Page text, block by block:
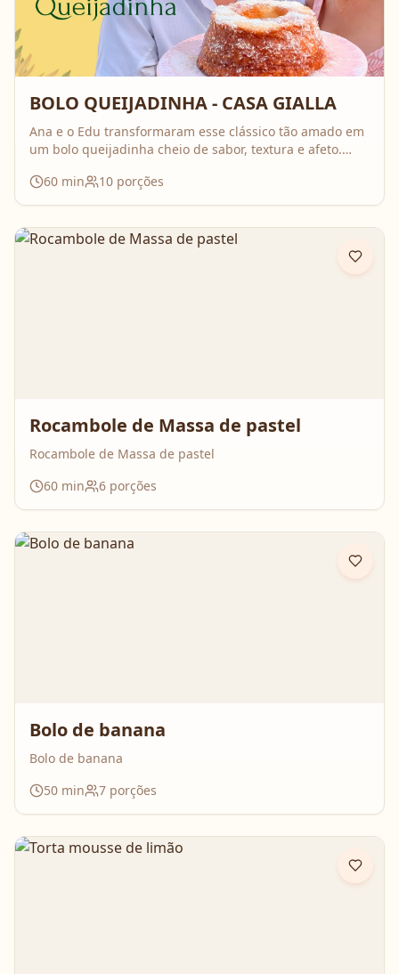
BOLO QUEIJADINHA - CASA GIALLA
Ana e o Edu transformaram esse clássico tão amado em
um bolo queijadinha cheio de sabor, textura e afeto.
que surpreende no resultado e perfuma a casa inteira
enquanto assa. Aperte o play, acompanhe o passo a
impossível de resistir 💛
60 min 10 porções
Rocambole de Massa de pastel
Rocambole de Massa de pastel
60 min 6 porções
Bolo de banana
Bolo de banana
50 min 7 porções